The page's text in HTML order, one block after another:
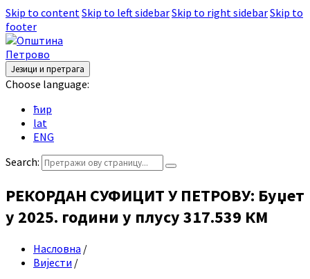
Skip to contentSkip to left sidebarSkip to right sidebarSkip to
footer
Језици и претрага
Choose language:
ћир
lat
ENG
Search:
РЕКОРДАН СУФИЦИТ У ПЕТРОВУ: Буџет
у 2025. години у плусу 317.539 КМ
Насловна /
Вијести /